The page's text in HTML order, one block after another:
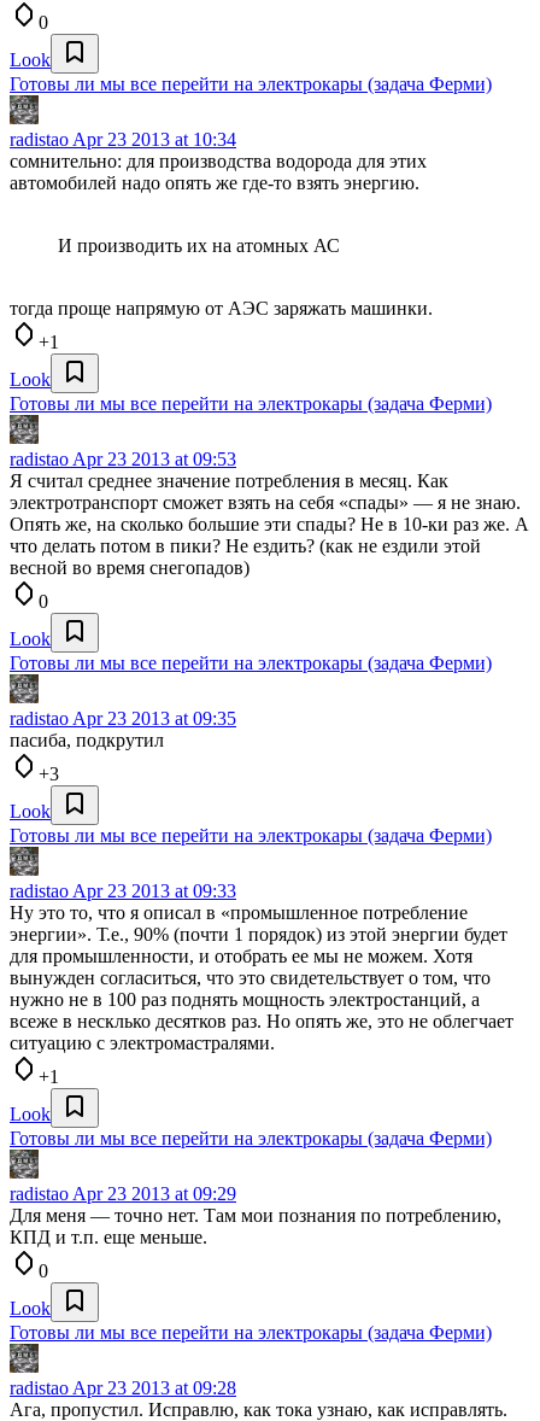
0
Look
Готовы ли мы все перейти на электрокары (задача Ферми)
radistao Apr 23 2013 at 10:34
сомнительно: для производства водорода для этих
автомобилей надо опять же где-то взять энергию.
И производить их на атомных АС
тогда проще напрямую от АЭС заряжать машинки.
+1
Look
Готовы ли мы все перейти на электрокары (задача Ферми)
radistao Apr 23 2013 at 09:53
Я считал среднее значение потребления в месяц. Как
электротранспорт сможет взять на себя «спады» — я не знаю.
Опять же, на сколько большие эти спады? Не в 10-ки раз же. А
что делать потом в пики? Не ездить? (как не ездили этой
весной во время снегопадов)
0
Look
Готовы ли мы все перейти на электрокары (задача Ферми)
radistao Apr 23 2013 at 09:35
пасиба, подкрутил
+3
Look
Готовы ли мы все перейти на электрокары (задача Ферми)
radistao Apr 23 2013 at 09:33
Ну это то, что я описал в «промышленное потребление
энергии». Т.е., 90% (почти 1 порядок) из этой энергии будет
для промышленности, и отобрать ее мы не можем. Хотя
вынужден согласиться, что это свидетельствует о том, что
нужно не в 100 раз поднять мощность электростанций, а
всеже в несклько десятков раз. Но опять же, это не облегчает
ситуацию с электромастралями.
+1
Look
Готовы ли мы все перейти на электрокары (задача Ферми)
radistao Apr 23 2013 at 09:29
Для меня — точно нет. Там мои познания по потреблению,
КПД и т.п. еще меньше.
0
Look
Готовы ли мы все перейти на электрокары (задача Ферми)
radistao Apr 23 2013 at 09:28
Ага, пропустил. Исправлю, как тока узнаю, как исправлять.